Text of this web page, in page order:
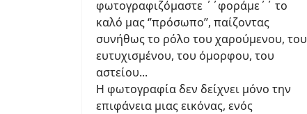
φωτογραφιζόμαστε ΄΄φοράμε΄΄ το
καλό μας ‘’πρόσωπο’’, παίζοντας
συνήθως το ρόλο του χαρούμενου, του
ευτυχισμένου, του όμορφου, του
αστείου...
Η φωτογραφία δεν δείχνει μόνο την
επιφάνεια μιας εικόνας, ενός